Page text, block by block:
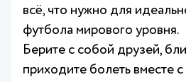
всё, что нужно для
футбола мирового уровня.
Берите с собой друзей,
приходите болеть вместе